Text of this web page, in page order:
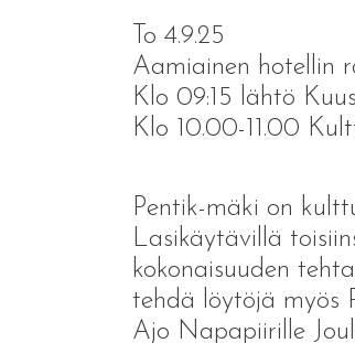
To 4.9.25
Aamiainen hotellin
Klo 09:15 lähtö
Klo 10.00-11.00
Pentik-mäki on
Lasikäytävillä
kokonaisuuden
tehdä löytöjä myös
Ajo Napapiirille